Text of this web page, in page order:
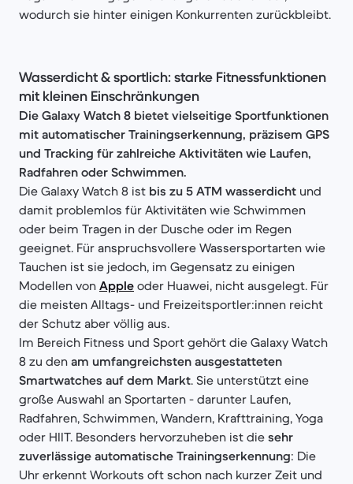
wodurch sie hinter einigen Konkurrenten zurückbleibt.
Wasserdicht & sportlich: starke Fitnessfunktionen
mit kleinen Einschränkungen
Die Galaxy Watch 8 bietet vielseitige Sportfunktionen
mit automatischer Trainingserkennung, präzisem GPS
und Tracking für zahlreiche Aktivitäten wie Laufen,
Radfahren oder Schwimmen.
Die Galaxy Watch 8 ist bis zu 5 ATM wasserdicht und
damit problemlos für Aktivitäten wie Schwimmen
oder beim Tragen in der Dusche oder im Regen
geeignet. Für anspruchsvollere Wassersportarten wie
Tauchen ist sie jedoch, im Gegensatz zu einigen
Modellen von Apple oder Huawei, nicht ausgelegt. Für
die meisten Alltags- und Freizeitsportler:innen reicht
der Schutz aber völlig aus.
Im Bereich Fitness und Sport gehört die Galaxy Watch
8 zu den am umfangreichsten ausgestatteten
Smartwatches auf dem Markt. Sie unterstützt eine
große Auswahl an Sportarten - darunter Laufen,
Radfahren, Schwimmen, Wandern, Krafttraining, Yoga
oder HIIT. Besonders hervorzuheben ist die sehr
zuverlässige automatische Trainingserkennung: Die
Uhr erkennt Workouts oft schon nach kurzer Zeit und